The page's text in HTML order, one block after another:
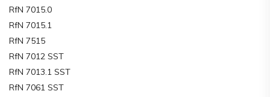
RfN 7015.0
RfN 7015.1
RfN 7515
RfN 7012 SST
RfN 7013.1 SST
RfN 7061 SST